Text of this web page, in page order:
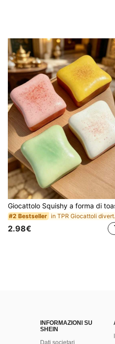
#2 Bestseller in
2.98€
INFORMAZIONI SU
SHEIN
Dati societari